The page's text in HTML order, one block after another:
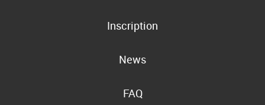
Inscription
News
FAQ